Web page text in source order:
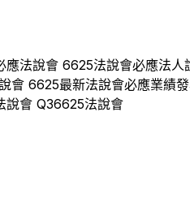
應法說會 6625法說會必應法人
會 6625最新法說會必應業績
說會 Q36625法說會